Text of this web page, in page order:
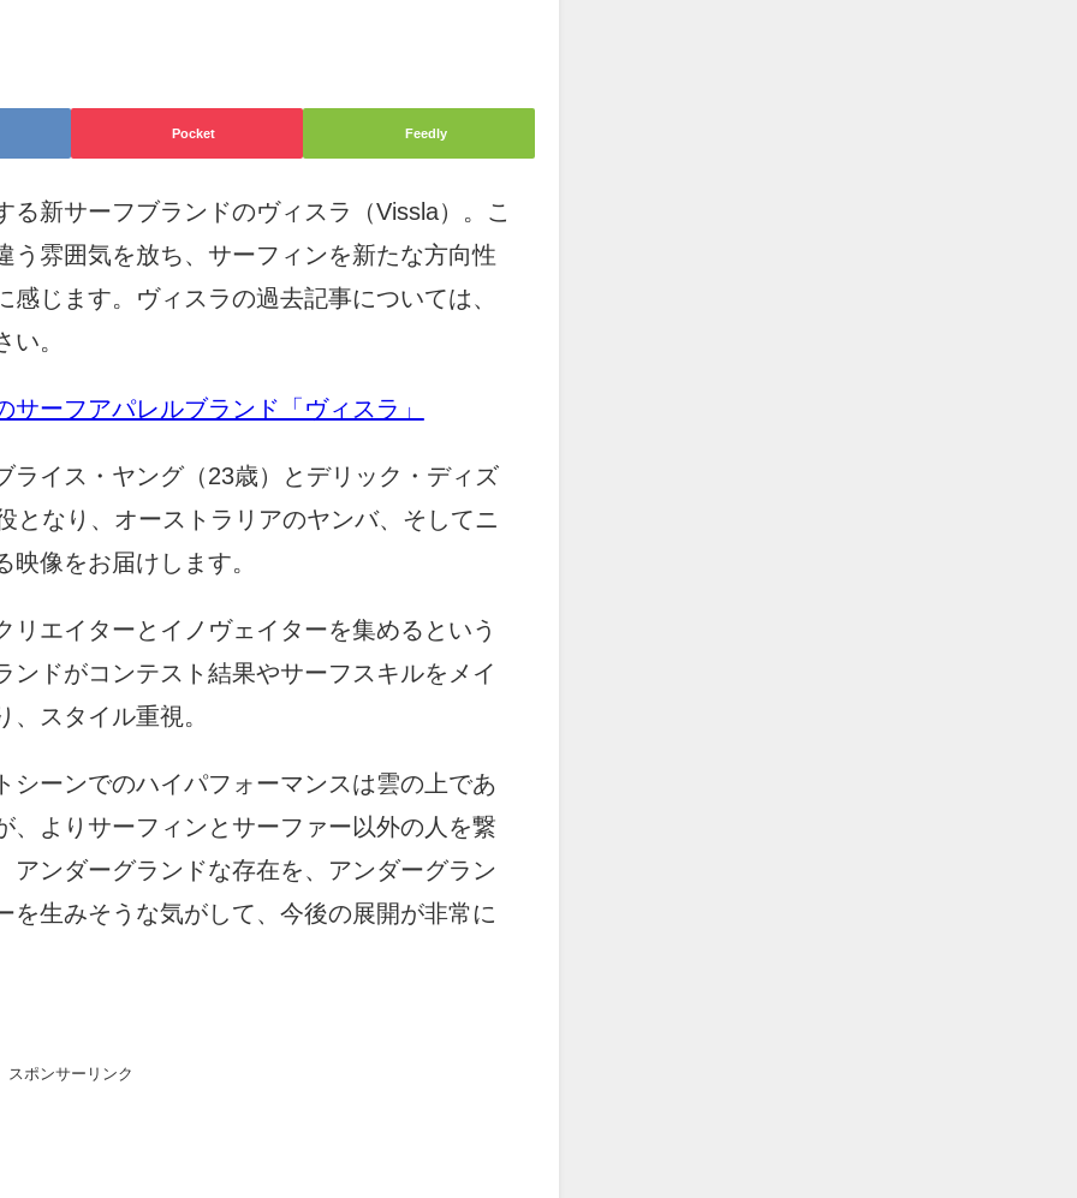
Pocket Feedly
新サーフブランドのヴィスラ（Vissla）。こ
う雰囲気を放ち、サーフィンを新たな方向性
じます。ヴィスラの過去記事については、
。
ーフアパレルブランド「ヴィスラ」
ライス・ヤング（23歳）とデリック・ディズ
となり、オーストラリアのヤンバ、そしてニ
像をお届けします。
リエイターとイノヴェイターを集めるという
ンドがコンテスト結果やサーフスキルをメイ
スタイル重視。
シーンでのハイパフォーマンスは雲の上であ
、よりサーフィンとサーファー以外の人を繋
アンダーグランドな存在を、アンダーグラン
を生みそうな気がして、今後の展開が非常に
スポンサーリンク